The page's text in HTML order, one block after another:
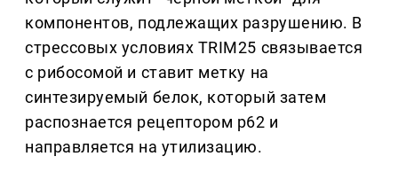
компонентов, подлежащих разрушению. В
стрессовых условиях TRIM25 связывается
с рибосомой и ставит метку на
синтезируемый белок, который затем
распознается рецептором p62 и
направляется на утилизацию.